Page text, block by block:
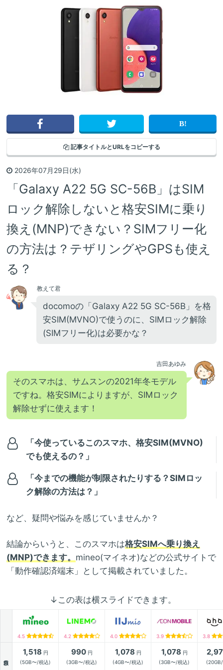
記事タイトルとURLをコピーする
2026年07月29日(水)
「Galaxy A22 5G SC-56B」はSIM
ロック解除しないと格安SIMに乗り
換え(MNP)できない？SIMフリー化
の方法は？テザリングやGPSも使え
る？
教えて君
docomoの「Galaxy A22 5G SC-56B」を格
安SIM(MVNO)で使うのに、SIMロック解除
(SIMフリー化)は必要かな？
吉田あゆみ
そのスマホは、サムスンの2021年冬モデル
ですね。格安SIMによりますが、SIMロック
解除せずに使えます！
「今使っているこのスマホ、格安SIM(MVNO)
でも使えるの？」
「今までの機能が制限されたりする？SIMロッ
ク解除の方法は？」
など、疑問や悩みを感じていませんか？
結論からいうと、このスマホは格安SIMへ乗り換え
(MNP)できます。 mineo(マイネオ)などの公式サイトで
「動作確認済端末」として掲載されていました。
↓この表は横スライドできます。
4.5 4.2 4.0 3.9 3.8
1,518 円
(5GB〜/税込)
990円
(3GB〜/税込)
1,078 円
(4GB〜/税込)
1,078 円
(3GB〜/税込)